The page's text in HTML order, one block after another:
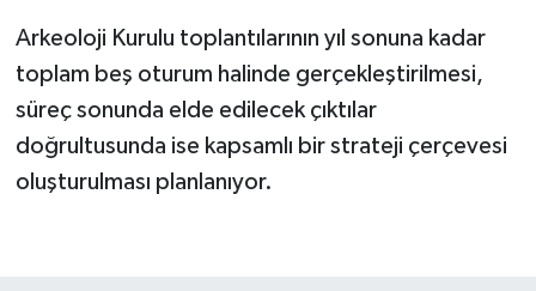
Arkeoloji Kurulu toplantılarının yıl sonuna kadar
toplam beş oturum halinde gerçekleştirilmesi,
süreç sonunda elde edilecek çıktılar
doğrultusunda ise kapsamlı bir strateji çerçevesi
oluşturulması planlanıyor.